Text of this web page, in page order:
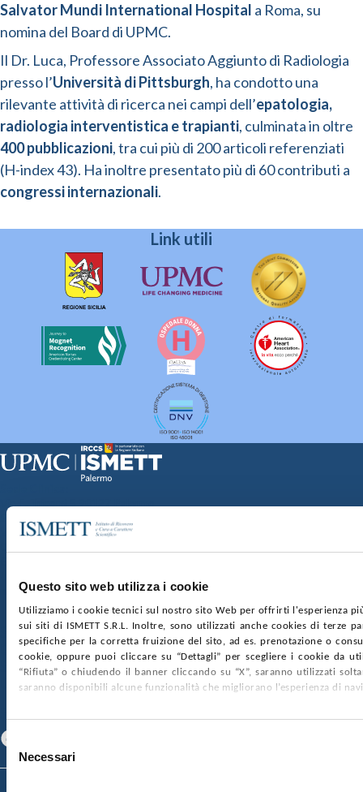
Questo sito web utilizza i cookie
Utilizziamo i cookie tecnici sul nostro sito Web per offrirti l'esperienza
sui siti di ISMETT S.R.L. Inoltre, sono utilizzati anche cookies di terze
specifiche per la corretta fruizione del sito, ad es. prenotazione o
cookie, oppure puoi cliccare su “Dettagli” per scegliere i cookie da
“Rifiuta” o chiudendo il banner cliccando su “X”, saranno utilizzati
saranno disponibili alcune funzionalità che migliorano l’esperienza di
Selezione
delNecessari
Salvator Mundi International Hospital a Roma, su
nomina del Board di UPMC.
Il Dr. Luca, Professore Associato Aggiunto di Radiologia
presso l’Università di Pittsburgh, ha condotto una
rilevante attività di ricerca nei campi dell’epatologia,
radiologia interventistica e trapianti, culminata in oltre
400 pubblicazioni, tra cui più di 200 articoli referenziati
(H-index 43). Ha inoltre presentato più di 60 contributi a
congressi internazionali.
Link utili
Via Discesa dei Giudici 4 90133 Palermo
nr. REA PA-201818 P.I. 04544550827
SOCIETÀ TRASPARENTE WHISTLEBLOWING
GARE E CONTRATTIPRIVACYCOOKIE POLICY
SOSTIENICIMAPPA DEL SITOACCESSIBILITÀ
CONTATTI